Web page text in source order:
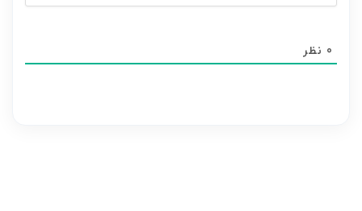
هر
0 نظر